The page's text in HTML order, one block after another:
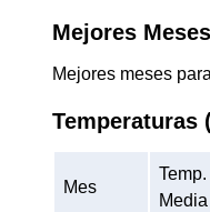
Mejores
Mejores meses
Temperaturas
Mes
Temp.